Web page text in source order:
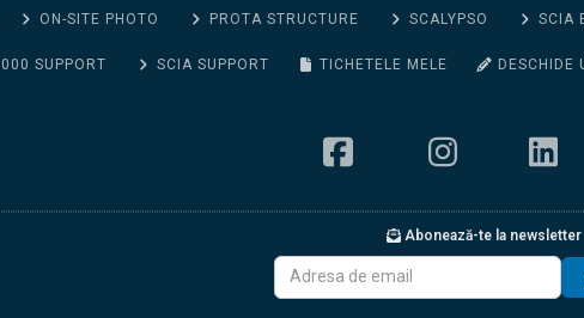
ON-SITE PHOTO PROTA STRUCTURE SCALYPSO SCIA
SUPPORT SCIA SUPPORT TICHETELE MELE DESCHIDE
Abonează-te la newsletter